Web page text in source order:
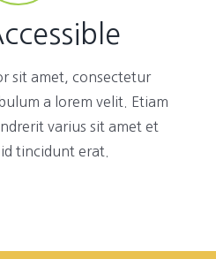
sit amet, consectetur
a lorem velit. Etiam
varius sit amet et
tincidunt erat.